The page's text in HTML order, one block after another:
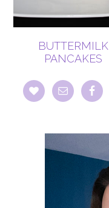
BUTTERMILK
PANCAKES